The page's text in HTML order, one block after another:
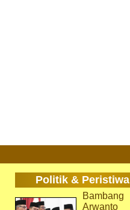
Politik & Peristiwa
Bambang
Arwanto